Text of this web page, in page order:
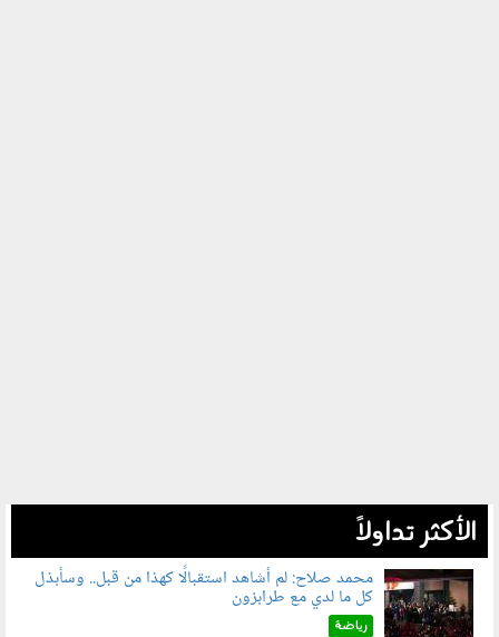
الأكثر تداولاً
060802.jpg
محمد صلاح: لم أشاهد استقبالًا كهذا من قبل.. وسأبذل
كل ما لدي مع طرابزون
رياضة